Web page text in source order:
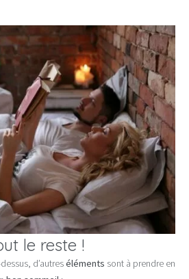
le reste !
d’autreséléments sont à prendre en